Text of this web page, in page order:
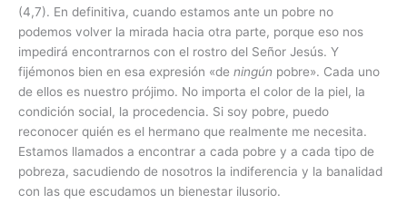
(4,7). En definitiva, cuando estamos ante un pobre no
podemos volver la mirada hacia otra parte, porque eso nos
impedirá encontrarnos con el rostro del Señor Jesús. Y
fijémonos bien en esa expresión «de ningún pobre». Cada uno
de ellos es nuestro prójimo. No importa el color de la piel, la
condición social, la procedencia. Si soy pobre, puedo
reconocer quién es el hermano que realmente me necesita.
Estamos llamados a encontrar a cada pobre y a cada tipo de
pobreza, sacudiendo de nosotros la indiferencia y la banalidad
con las que escudamos un bienestar ilusorio.